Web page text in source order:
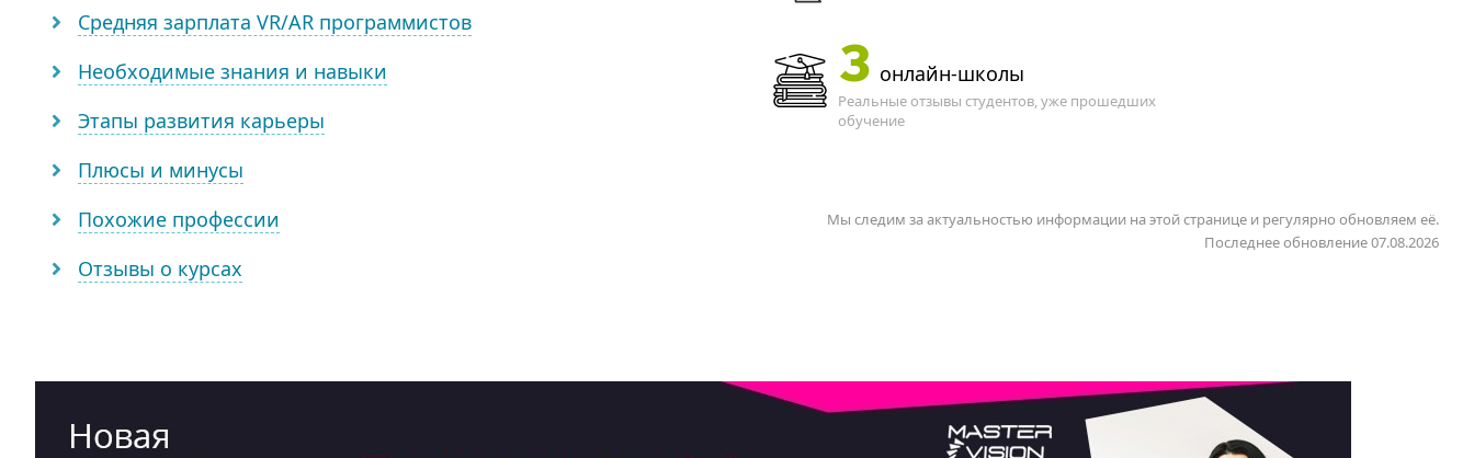
Средняя зарплата VR/AR программистов
Необходимые знания и навыки
Этапы развития карьеры
Плюсы и минусы
Похожие профессии
Отзывы о курсах
3 онлайн-школы
Реальные отзывы студентов, уже прошедших
обучение
Мы следим за актуальностью информации на этой странице и регулярно обновляем её.
Последнее обновление 07.08.2026